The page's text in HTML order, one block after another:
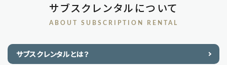
サブスクレンタルについて
ABOUT SUBSCRIPTION RENTAL
サブスクレンタルとは？